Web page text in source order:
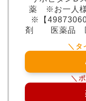
薬 ※お一人様
※【
剤 医薬品 医